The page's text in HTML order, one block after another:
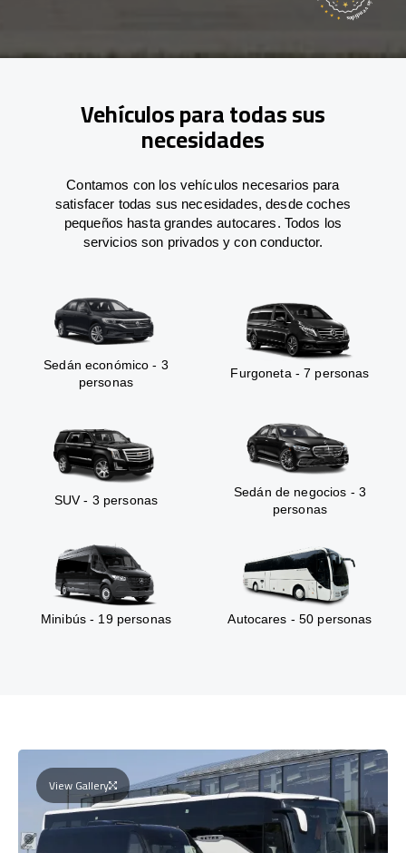
Vehículos para todas sus
necesidades
Contamos con los vehículos necesarios para
satisfacer todas sus necesidades, desde coches
pequeños hasta grandes autocares. Todos los
servicios son privados y con conductor.
Sedán económico - 3
personas
Furgoneta - 7 personas
SUV - 3 personas
Sedán de negocios - 3
personas
Minibús - 19 personas Autocares - 50 personas
View Gallery